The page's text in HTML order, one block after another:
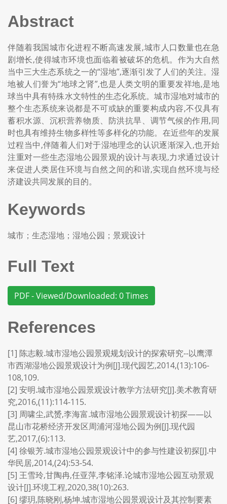
Abstract
伴随着我国城市化进程不断高速发展,城市人口数量也在急
剧增长,使得城市环境也面临着被破坏的危机。作为大自然
当中三大生态系统之一的“湿地”,逐渐引发了人们的关注。湿
地被人们誉为“地球之肾”,也是人类文明的重要发祥地,是地
球当中具有特殊水文特性的生态化系统。城市湿地对城市的
整个生态系统来说都是不可或缺的重要构成内容,不仅具有
蓄积水源、沉积营养物质、防洪抗旱、调节气候的作用,同
时也具有维持生物多样性等多样化的功能。在近些年的发展
过程当中,伴随着人们对于湿地理念的认识逐渐深入,也开始
注重对一些生态湿地公园景观的设计与表现,力求通过设计
来促进人类居住环境与自然之间的和谐,实现自然环境与经
济建设共同发展的目的。
Keywords
城市；生态湿地；湿地公园；景观设计
Full Text
PDF - Viewed/Downloaded: 0 Times
References
[1] 陈志毅.城市湿地公园景观规划设计的探索研究--以鹰潭
市西湖湿地公园景观设计为例[J].现代园艺,2014,(13):106-
108,109.
[2] 安明.城市湿地公园景观设计教学方法研究[J].美术教育研
究,2016,(11):114-115.
[3] 周啸尘,武赟,李海富.城市湿地公园景观设计初探——以
昆山市花桥经济开发区周浦河湿地公园为例[J].现代园
艺,2017,(6):113.
[4] 徐银芳.城市湿地公园景观设计中的参与性建设初探[J].中
华民居,2014,(24):53-54.
[5] 王雪玲,甘陶冉,任亚萍,李铭泽.论城市湿地公园互动景观
设计[J].环境工程,2020,38(10):263.
[6] 缪玥,陈晓刚,杨坤.城市湿地公园景观设计及其控制要素